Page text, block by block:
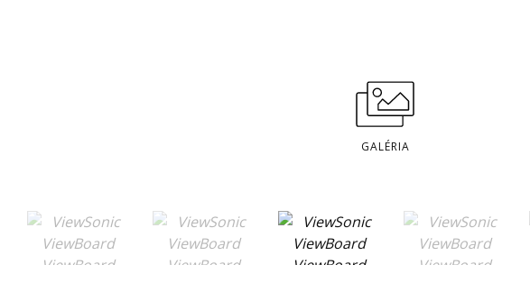
GALÉRIA